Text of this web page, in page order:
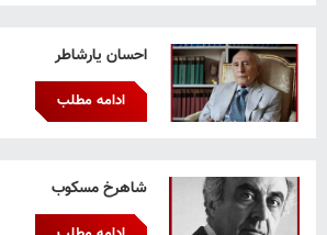
احسان یارشاطر
ادامه مطلب
شاهرخ مسکوب